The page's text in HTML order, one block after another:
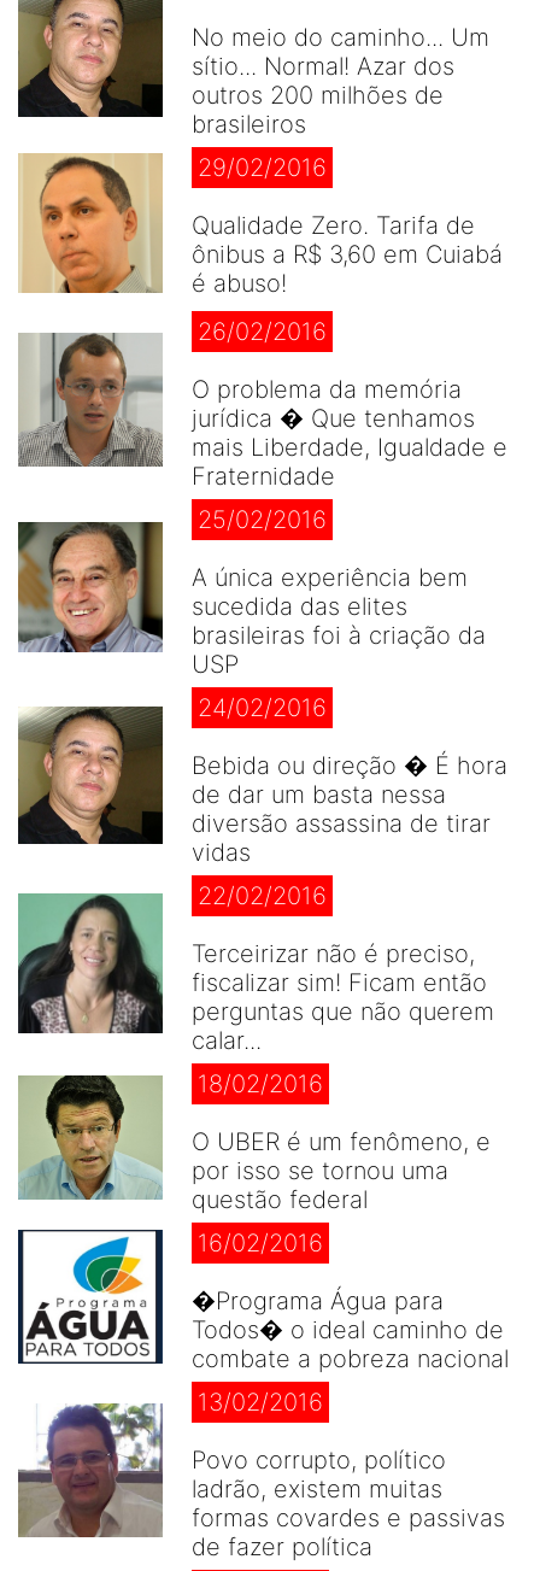
No meio do caminho... Um
sítio... Normal! Azar dos
outros 200 milhões de
brasileiros
29/02/2016
Qualidade Zero. Tarifa de
ônibus a R$ 3,60 em Cuiabá
é abuso!
26/02/2016
O problema da memória
jurídica � Que tenhamos
mais Liberdade, Igualdade e
Fraternidade
25/02/2016
A única experiência bem
sucedida das elites
brasileiras foi à criação da
USP
24/02/2016
Bebida ou direção � É hora
de dar um basta nessa
diversão assassina de tirar
vidas
22/02/2016
Terceirizar não é preciso,
fiscalizar sim! Ficam então
perguntas que não querem
calar...
18/02/2016
O UBER é um fenômeno, e
por isso se tornou uma
questão federal
16/02/2016
�Programa Água para
Todos� o ideal caminho de
combate a pobreza nacional
13/02/2016
Povo corrupto, político
ladrão, existem muitas
formas covardes e passivas
de fazer política